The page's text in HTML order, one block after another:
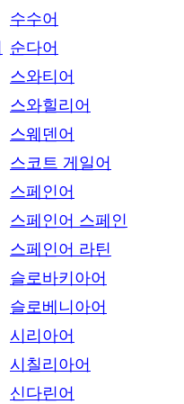
수수어
순다어
스와티어
스와힐리어
스웨덴어
스코트 게일어
스페인어
스페인어 스페인
스페인어 라틴
슬로바키아어
슬로베니아어
시리아어
시칠리아어
신다린어